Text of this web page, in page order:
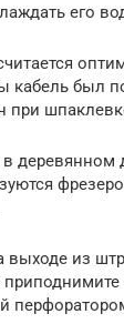
его
кабель был
при
деревянном
выходе из